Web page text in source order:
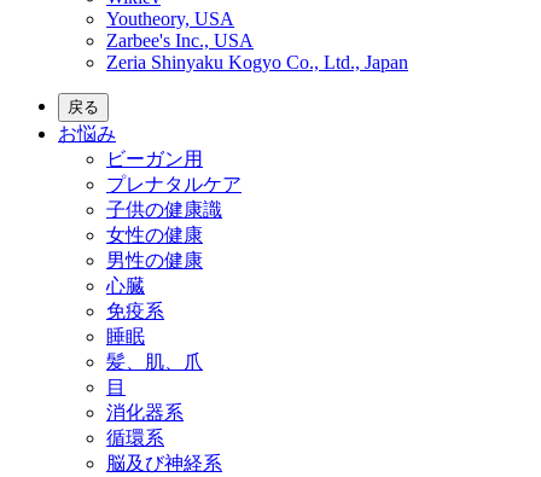
Youtheory, USA
Zarbee's Inc., USA
Zeria Shinyaku Kogyo Co., Ltd., Japan
戻る
お悩み
ビーガン用
プレナタルケア
子供の健康識
女性の健康
男性の健康
心臓
免疫系
睡眠
髪、肌、爪
目
消化器系
循環系
脳及び神経系